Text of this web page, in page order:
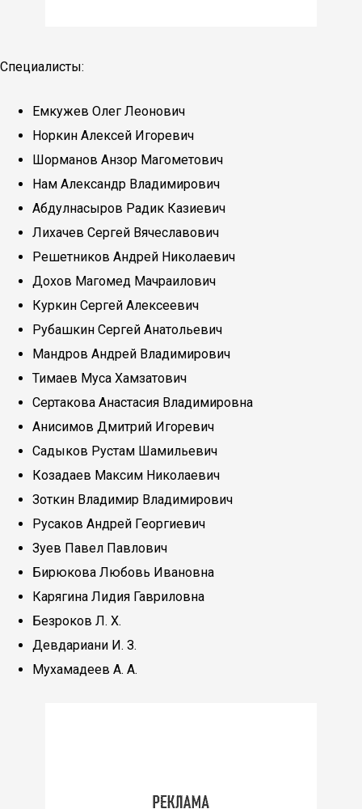
Специалисты:
Емкужев Олег Леонович
Норкин Алексей Игоревич
Шорманов Анзор Магометович
Нам Александр Владимирович
Абдулнасыров Радик Казиевич
Лихачев Сергей Вячеславович
Решетников Андрей Николаевич
Дохов Магомед Мачраилович
Куркин Сергей Алексеевич
Рубашкин Сергей Анатольевич
Мандров Андрей Владимирович
Тимаев Муса Хамзатович
Сертакова Анастасия Владимировна
Анисимов Дмитрий Игоревич
Садыков Рустам Шамильевич
Козадаев Максим Николаевич
Зоткин Владимир Владимирович
Русаков Андрей Георгиевич
Зуев Павел Павлович
Бирюкова Любовь Ивановна
Карягина Лидия Гавриловна
Безроков Л. Х.
Девдариани И. З.
Мухамадеев А. А.